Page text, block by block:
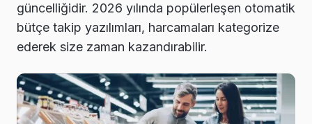
güncelliğidir. 2026 yılında popülerleşen otomatik
bütçe takip yazılımları, harcamaları kategorize
ederek size zaman kazandırabilir.